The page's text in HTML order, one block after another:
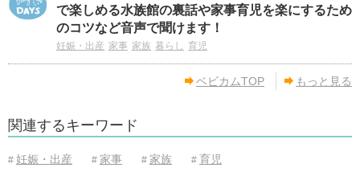
で楽しめる水族館の裏話や家事育児を楽にするため
のコツなど音声で聞けます！
妊娠・出産 家事 家族 暮らし 育児
ベビカムTOP もっと見る
関連するキーワード
# 妊娠・出産 # 家事 # 家族 # 育児